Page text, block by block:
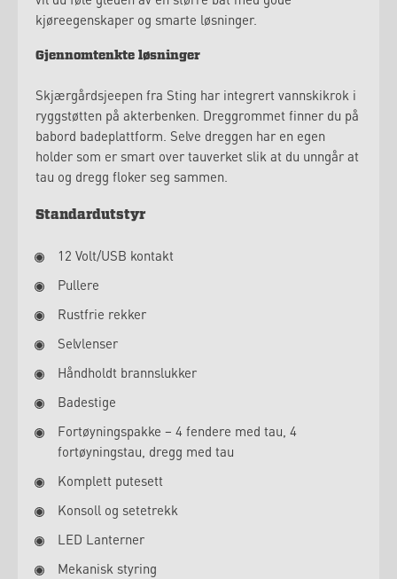
kjøreegenskaper og smarte løsninger.
Gjennomtenkte løsninger
Skjærgårdsjeepen fra Sting har integrert vannskikrok i
ryggstøtten på akterbenken. Dreggrommet finner du på
babord badeplattform. Selve dreggen har en egen
holder som er smart over tauverket slik at du unngår at
tau og dregg floker seg sammen.
Standardutstyr
12 Volt/USB kontakt
Pullere
Rustfrie rekker
Selvlenser
Håndholdt brannslukker
Badestige
Fortøyningspakke – 4 fendere med tau, 4
fortøyningstau, dregg med tau
Komplett putesett
Konsoll og setetrekk
LED Lanterner
Mekanisk styring